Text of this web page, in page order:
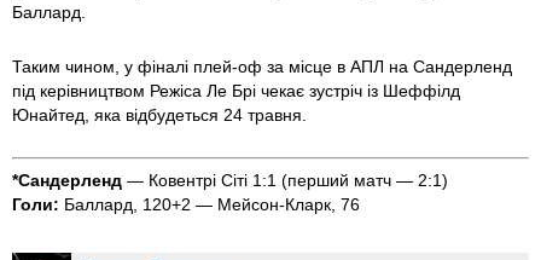
Баллард.
Таким чином, у фіналі плей-оф за місце в АПЛ на Сандерленд
під керівництвом Режіса Ле Брі чекає зустріч із Шеффілд
Юнайтед, яка відбудеться 24 травня.
*Сандерленд — Ковентрі Сіті 1:1 (перший матч — 2:1)
Голи: Баллард, 120+2 — Мейсон-Кларк, 76